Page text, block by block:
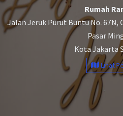
Rumah
Jalan Jeruk Purut Buntu No. 67N,
Pasar
Kota Jakarta
Lihat